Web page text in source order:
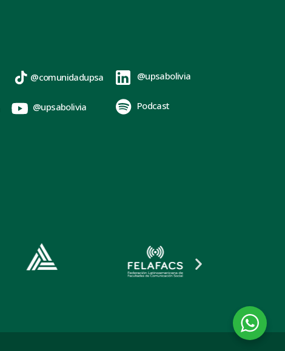
@comunidadupsa
@upsabolivia
@upsabolivia
Podcast